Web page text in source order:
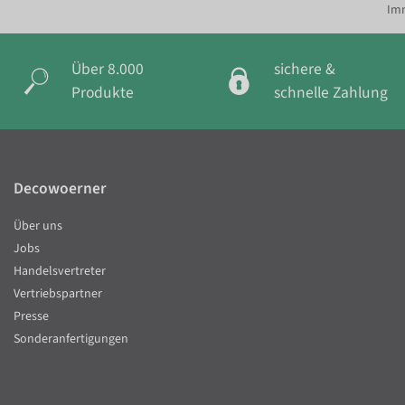
Über 8.000
Produkte
sichere &
schnelle Zahlung
Decowoerner
Über uns
Jobs
Handelsvertreter
Vertriebspartner
Presse
Sonderanfertigungen